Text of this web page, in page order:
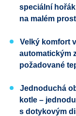
speciální
na malém
Velký komfort
automatickým
požadované
Jednoduchá
kotle –
s dotykovým